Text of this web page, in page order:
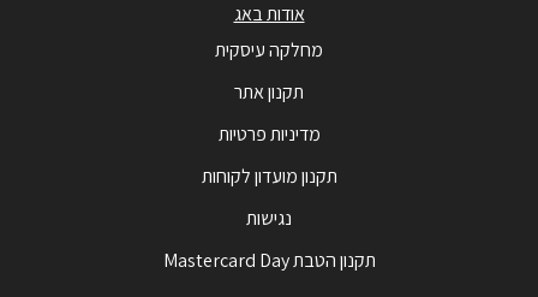
אודות באג
מחלקה עיסקית
תקנון אתר
מדיניות פרטיות
תקנון מועדון לקוחות
נגישות
תקנון הטבת Mastercard Day